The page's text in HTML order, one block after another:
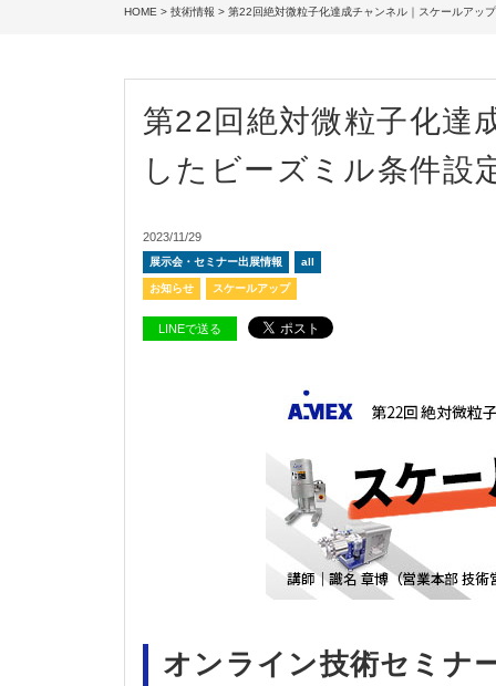
HOME > 技術情報 > 第22回絶対微粒子化達成チャンネル｜スケールアッ
第22回絶対微粒子化達
したビーズミル条件設
2023/11/29
展示会・セミナー出展情報 all
お知らせ スケールアップ
LINEで送る
オンライン技術セミナ